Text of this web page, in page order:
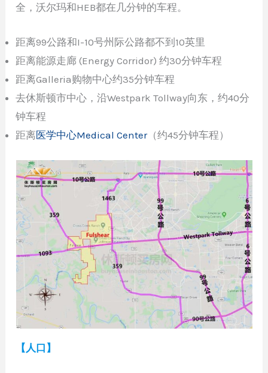
全，沃尔玛和HEB都在几分钟的车程。
距离99公路和I-10号州际公路都不到10英里
距离能源走廊 (Energy Corridor) 约30分钟车程
距离Galleria购物中心约35分钟车程
去休斯顿市中心，沿Westpark Tollway向东，约40分
钟车程
距离医学中心Medical Center（约45分钟车程）
【人口】